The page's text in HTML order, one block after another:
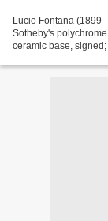
Lucio Fontana (1899
Sotheby's
ceramic base, signed;